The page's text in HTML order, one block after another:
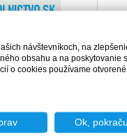
návštevníkoch, na
obsahu a na poskytovanie
o cookies používame otvorené
Ok,